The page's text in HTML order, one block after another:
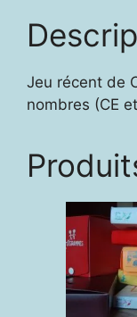
Jeu récent de
nombres (CE